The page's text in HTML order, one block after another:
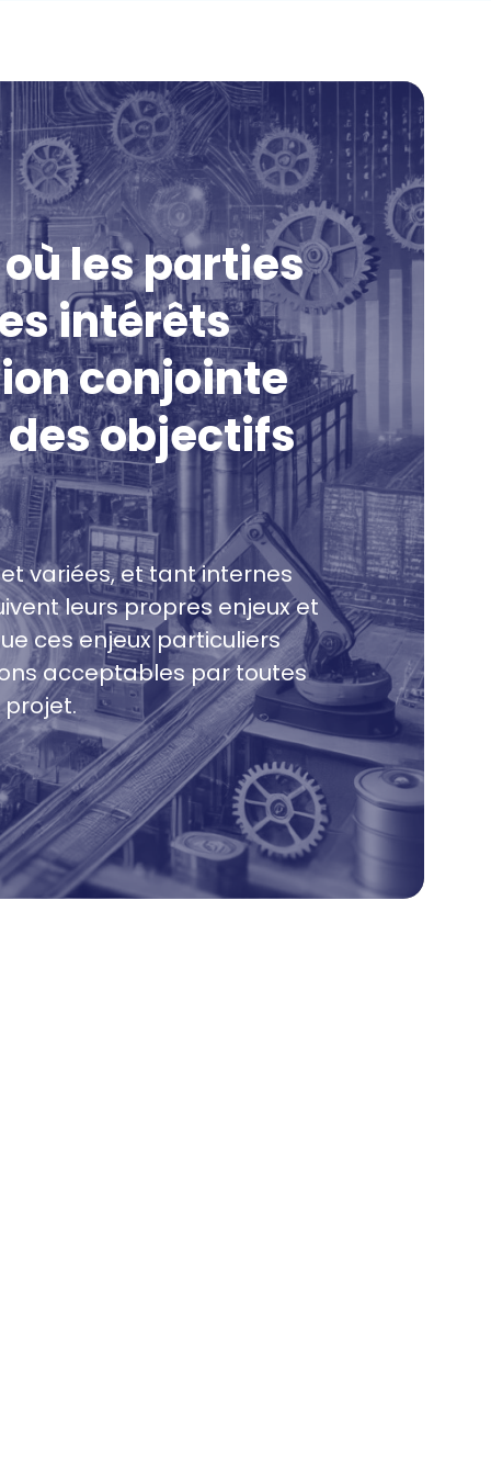
les parties
intérêts
conjointe
objectifs
variées, et tant internes
leurs propres enjeux et
ces enjeux particuliers
acceptables par toutes